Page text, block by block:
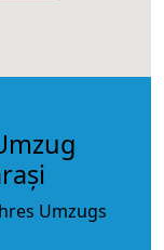
Umzugs